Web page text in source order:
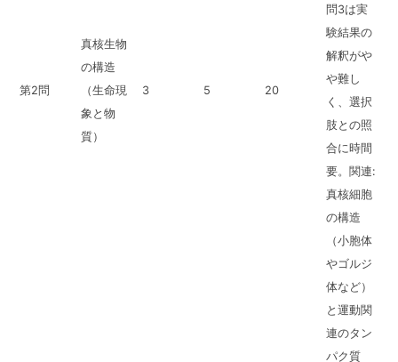
第2問
真核生物
の構造
（生命現
象と物
質）
3 5 20
問3は実
験結果の
解釈がや
や難し
く、選択
肢との照
合に時間
要。関連:
真核細胞
の構造
（小胞体
やゴルジ
体など）
と運動関
連のタン
パク質